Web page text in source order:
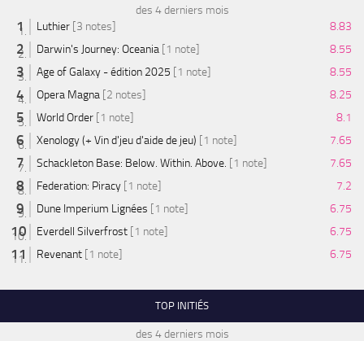
des 4 derniers mois
Luthier [3 notes]
8.83
Darwin's Journey: Oceania [1 note]
8.55
Age of Galaxy - édition 2025 [1 note]
8.55
Opera Magna [2 notes]
8.25
World Order [1 note]
8.1
Xenology (+ Vin d'jeu d'aide de jeu) [1 note]
7.65
Schackleton Base: Below. Within. Above. [1 note]
7.65
Federation: Piracy [1 note]
7.2
Dune Imperium Lignées [1 note]
6.75
Everdell Silverfrost [1 note]
6.75
Revenant [1 note] 6.75
TOP INITIÉS
des 4 derniers mois